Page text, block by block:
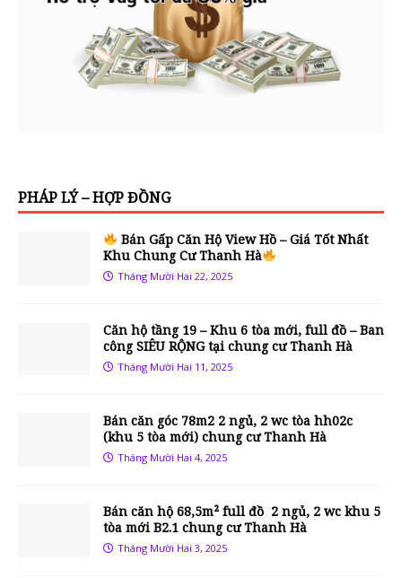
PHÁP LÝ – HỢP ĐỒNG
Bán Gấp Căn Hộ View Hồ – Giá Tốt Nhất
Khu Chung Cư Thanh Hà
Tháng Mười Hai 22, 2025
Căn hộ tầng 19 – Khu 6 tòa mới, full đồ – Ban
công SIÊU RỘNG tại chung cư Thanh Hà
Tháng Mười Hai 11, 2025
Bán căn góc 78m2 2 ngủ, 2 wc tòa hh02c
(khu 5 tòa mới) chung cư Thanh Hà
Tháng Mười Hai 4, 2025
Bán căn hộ 68,5m² full đồ 2 ngủ, 2 wc khu 5
tòa mới B2.1 chung cư Thanh Hà
Tháng Mười Hai 3, 2025